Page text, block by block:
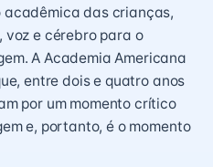
das crianças,
voz e cérebro para o
A Academia Americana
entre dois e quatro anos
por um momento crítico
e, portanto, é o momento